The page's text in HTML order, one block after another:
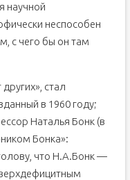
научной
неспособен
с чего бы он там
стал
в 1960 году;
Наталья Бонк (в
Бонка»:
что Н.А.Бонк —